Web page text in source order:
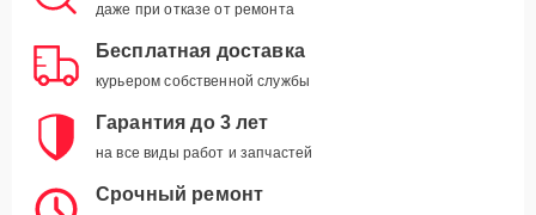
даже при отказе от ремонта
Бесплатная доставка
курьером собственной службы
Гарантия до 3 лет
на все виды работ и запчастей
Срочный ремонт